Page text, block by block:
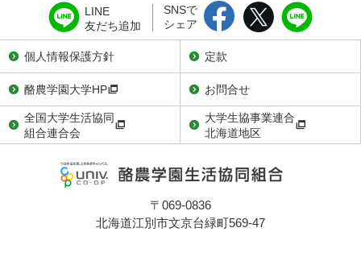
LINE
友だち追加
SNSで
シェア
個人情報保護方針
定款
酪農学園大学HP
お問合せ
全国大学生活協同
組合連合会
大学生協事業連合
北海道地区
〒069-0836
北海道江別市文京台緑町569-47